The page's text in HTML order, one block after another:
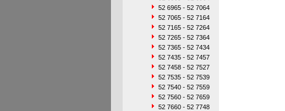
52 6965 - 52 7064
52 7065 - 52 7164
52 7165 - 52 7264
52 7265 - 52 7364
52 7365 - 52 7434
52 7435 - 52 7457
52 7458 - 52 7527
52 7535 - 52 7539
52 7540 - 52 7559
52 7560 - 52 7659
52 7660 - 52 7748